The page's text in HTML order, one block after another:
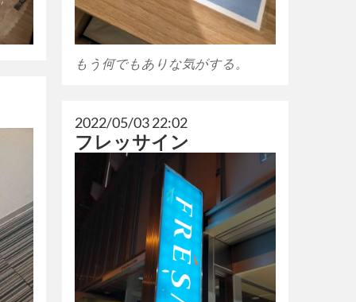
もう何でもありな気がする。
2022/05/03 22:02
フレッサイン